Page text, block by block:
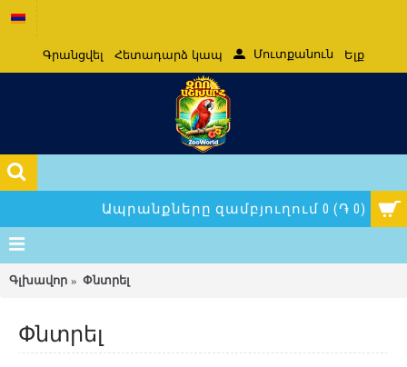
Գրանցվել Հետադարձ կապ Մուտքանուն Ելք
Ապրանքները զամբյուղում 0 (֏ 0)
Գլխավոր Փնտրել
Փնտրել